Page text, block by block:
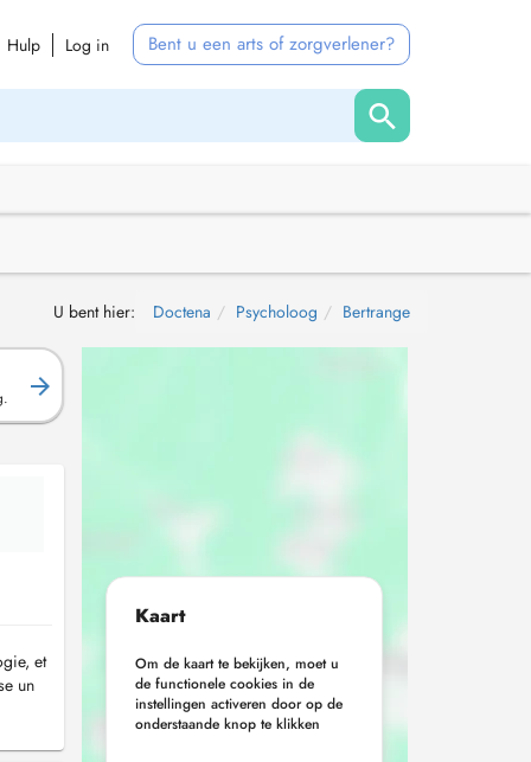
Hulp Log in Bent u een arts of zorgverlener?
U bent hier: Doctena Psycholoog Bertrange
et
un
Kaart
Om de kaart te bekijken, moet u
de functionele cookies in de
instellingen activeren door op de
onderstaande knop te klikken